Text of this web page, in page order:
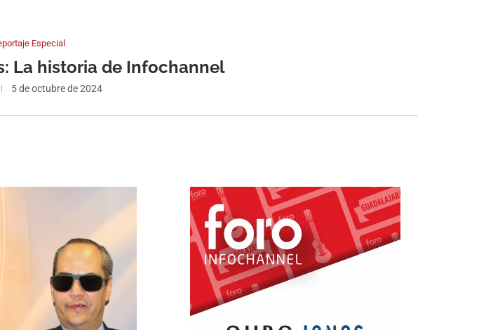
Especial
La historia de Infochannel
5 de octubre de 2024